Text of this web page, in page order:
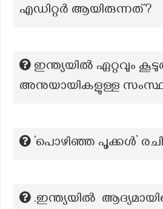
എഡിറ്റർ ആയിരുന്നത്?
ഇന്ത്യയിൽ ഏറ്റവും
അനുയായികളുള്ള
‘പൊഴിഞ്ഞ പൂക്കൾ’
.ഇന്ത്യയിൽ